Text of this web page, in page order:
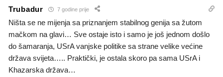
Trubadur 7 godine prije
Ništa se ne mijenja sa priznanjem stabilnog genija sa žutom
mačkom na glavi… Sve ostaje isto i samo je još jednom došlo
do šamaranja, USrA vanjske politike sa strane velike većine
država svijeta….. Praktički, je ostala skoro pa sama USrA i
Khazarska država…